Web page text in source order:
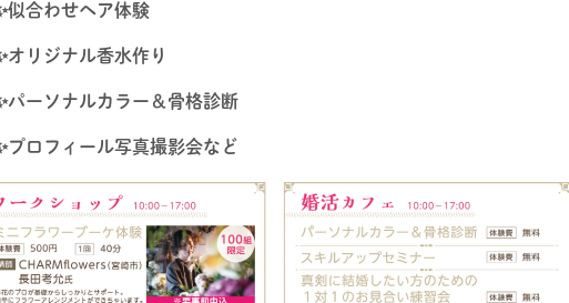
似合わせヘア体験
オリジナル香水作り
パーソナルカラー＆骨格診断
プロフィール写真撮影会など